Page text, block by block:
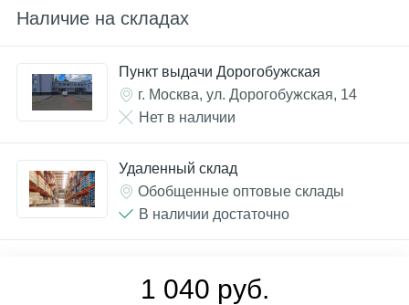
Наличие на складах
Пункт выдачи Дорогобужская
г. Москва, ул. Дорогобужская, 14
Нет в наличии
Удаленный склад
Обобщенные оптовые склады
В наличии достаточно
1 040 руб.